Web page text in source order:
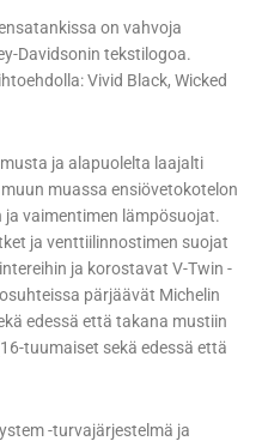
on vahvoja
Davidsonin tekstilogoa.
Vivid Black, Wicked
ja alapuolelta laajalti
muassa ensiövetokotelon
ja vaimentimen lämpösuojat.
ja venttiilinnostimen suojat
ja korostavat V-Twin -
pärjäävät Michelin
edessä että takana mustiin
tuumaiset sekä edessä että
-turvajärjestelmä ja